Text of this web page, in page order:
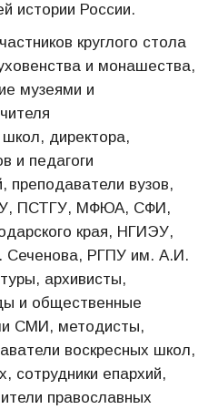
истории России.
круглого стола
и монашества,
музеями и
директора,
и педагоги
преподаватели вузов,
ПСТГУ, МФЮА, СФИ,
края, НГИЭУ,
РГПУ им. А.И.
архивисты,
и общественные
СМИ, методисты,
воскресных школ,
сотрудники епархий,
православных